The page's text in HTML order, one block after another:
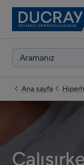
Ana sayfa